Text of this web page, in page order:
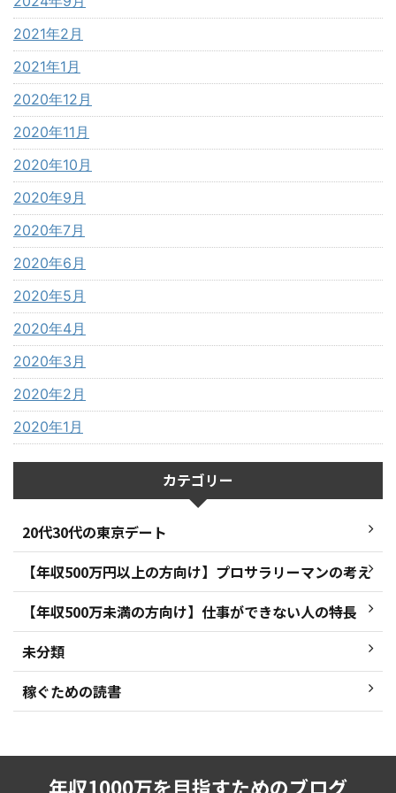
2021年2月
2021年1月
2020年12月
2020年11月
2020年10月
2020年9月
2020年7月
2020年6月
2020年5月
2020年4月
2020年3月
2020年2月
2020年1月
カテゴリー
20代30代の東京デート
【年収500万円以上の方向け】プロサラリーマンの考え
【年収500万未満の方向け】仕事ができない人の特長
未分類
稼ぐための読書
年収1000万を目指すためのブログ